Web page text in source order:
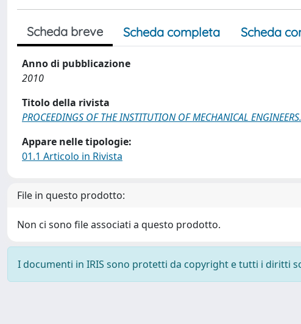
Scheda breve Scheda completa Scheda
Anno di pubblicazione
2010
Titolo della rivista
PROCEEDINGS OF THE INSTITUTION OF MECHANICAL
Appare nelle tipologie:
01.1 Articolo in Rivista
File in questo prodotto:
Non ci sono file associati a questo prodotto.
I documenti in IRIS sono protetti da copyright e tutti i diritti